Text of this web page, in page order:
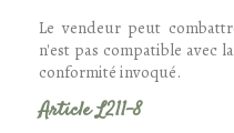
Le vendeur peut
n'est pas compatible avec
conformité invoqué.
Article L211-8